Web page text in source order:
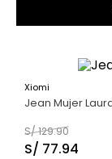
40 %
Xiomi
Jean Mujer
S/129.90
S/ 77.94